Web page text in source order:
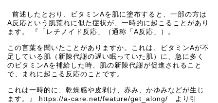
前述したとおり、ビタミンAを肌に塗布すると、一部の方は
A反応という肌荒れに似た症状が、一時的に起こることがあり
ます。 『「レチノイド反応」（通称「A反応」）。
この⾔葉を聞いたことがありますか。これは、ビタミンAが不
足している肌（新陳代謝の遅い眠っていた肌）に、急に多く
のビタミンAを補給した時、肌の新陳代謝が促進されること
で、まれに起こる反応のことです。
これは一時的に、乾燥感や皮剥け、赤み、かゆみなどが生じ
ます。』 https://a-care.net/feature/get_along/
より引